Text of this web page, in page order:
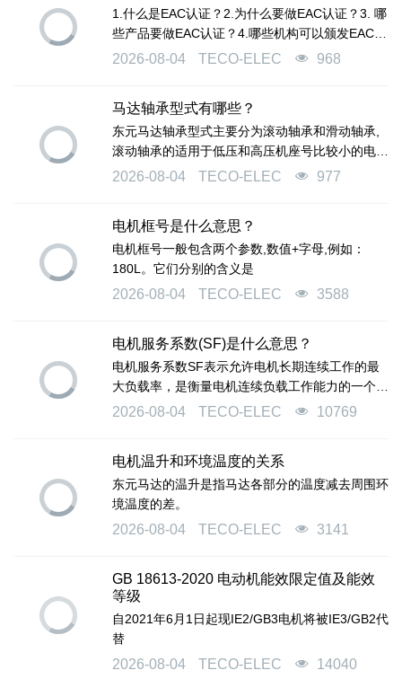
1.什么是EAC认证？2.为什么要做EAC认证？3. 哪
些产品要做EAC认证？4.哪些机构可以颁发EAC证
书？5.EAC认证的流程怎样？6.EAC认证周期多
2026-08-04 TECO-ELEC 968
马达轴承型式有哪些？
东元马达轴承型式主要分为滚动轴承和滑动轴承,
滚动轴承的适用于低压和高压机座号比较小的电
机。滚动轴承是标准件，使用维护方便、通用性
2026-08-04 TECO-ELEC 977
电机框号是什么意思？
电机框号一般包含两个参数,数值+字母,例如：
180L。它们分别的含义是
2026-08-04 TECO-ELEC 3588
电机服务系数(SF)是什么意思？
电机服务系数SF表示允许电机长期连续工作的最
大负载率，是衡量电机连续负载工作能力的一个参
数，它是为了满足特殊应用场合而备用的过载率，
2026-08-04 TECO-ELEC 10769
电机温升和环境温度的关系
东元马达的温升是指马达各部分的温度减去周围环
境温度的差。
2026-08-04 TECO-ELEC 3141
GB 18613-2020 电动机能效限定值及能效
等级
自2021年6月1日起现IE2/GB3电机将被IE3/GB2代
替
2026-08-04 TECO-ELEC 14040